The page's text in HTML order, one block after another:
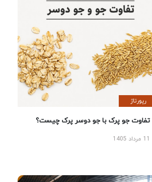
رپورتاژ
تفاوت جو پرک با جو دوسر پرک چیست؟